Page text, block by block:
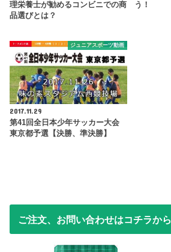
理栄養士が勧めるコンビニでの商
品選びとは？
う！
ジュニアスポーツ動画
2017.11.29
第41回全日本少年サッカー大会
東京都予選【決勝、準決勝】
ご注文、お問い合わせはコチラから